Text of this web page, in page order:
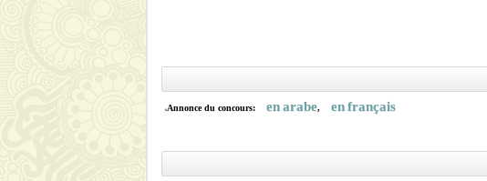
Annonce du concours: en arabe, en français.